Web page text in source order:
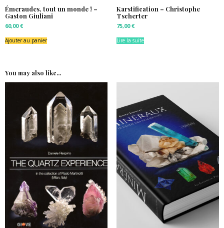
Émeraudes, tout un monde ! –
Gaston Giuliani
60,00€
Ajouter au panier
Karstification – Christophe
Tscherter
75,00€
Lire la suite
You may also like...